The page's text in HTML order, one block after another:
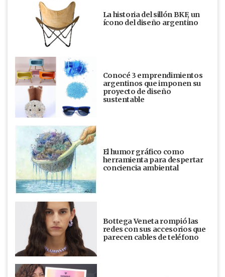
La historia del sillón BKF, un
ícono del diseño argentino
Conocé 3 emprendimientos
argentinos que imponen su
proyecto de diseño
sustentable
El humor gráfico como
herramienta para despertar
conciencia ambiental
Bottega Veneta rompió las
redes con sus accesorios que
parecen cables de teléfono